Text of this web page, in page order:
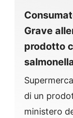
Grave
prodotto
di un
ministero